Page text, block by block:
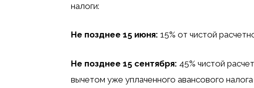
налоги:
Не позднее 15 июня: 15% от чистой
Не позднее 15 сентября: 45% чистой
вычетом уже уплаченного авансового налога